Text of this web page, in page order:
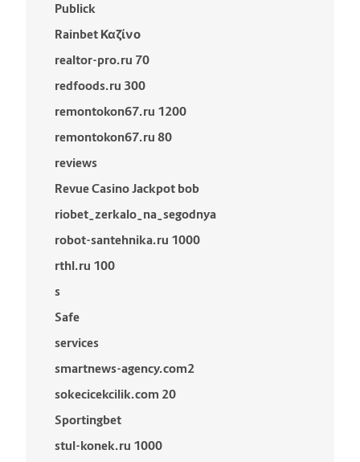
Publick
Rainbet Καζίνο
realtor-pro.ru 70
redfoods.ru 300
remontokon67.ru 1200
remontokon67.ru 80
reviews
Revue Casino Jackpot bob
riobet_zerkalo_na_segodnya
robot-santehnika.ru 1000
rthl.ru 100
s
Safe
services
smartnews-agency.com2
sokecicekcilik.com 20
Sportingbet
stul-konek.ru 1000